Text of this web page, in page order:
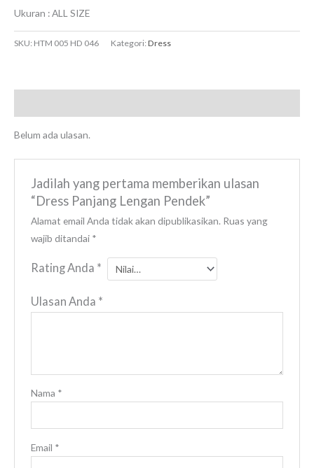
Ukuran : ALL SIZE
SKU: HTM 005 HD 046 Kategori:Dress
Belum ada ulasan.
Jadilah yang pertama memberikan ulasan
“Dress Panjang Lengan Pendek”
Alamat email Anda tidak akan dipublikasikan. Ruas yang
wajib ditandai *
Rating Anda *
Ulasan Anda *
Nama *
Email *